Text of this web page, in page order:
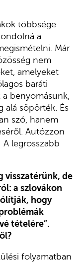
többsége
a
Már
nem
amelyeket
baráti
benyomásunk,
alá söpörték. És
szó, hanem
Autózzon
legrosszabb
visszatérünk, de
a szlovákon
hogy
tételére”.
folyamatban